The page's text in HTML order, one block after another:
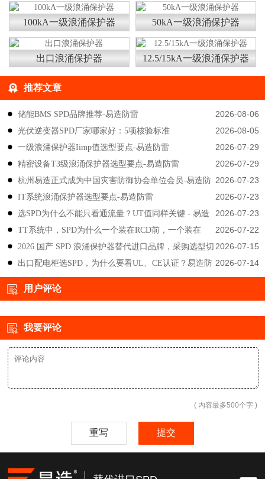
100kA一级浪涌保护器 50kA一级浪涌保护器
出口浪涌保护器 12.5/15kA一级浪涌保护器
推荐文章
2026-08-06
储能BMS SPD品牌推荐-易造防雷
2026-08-05
光伏逆变器SPD厂家哪家好：5项核验标准
2026-07-29
一级浪涌保护器Iimp值选型要点-易造防雷
2026-07-29
精密设备T3级浪涌保护器选型要点-易造防雷
2026-07-23
杭州易造正式成为中国灾害防御协会单位会员-易造防
雷
2026-07-23
IT系统浪涌保护器选型要点-易造防雷
2026-07-23
选SPD为什么不能只看通流量？UT值同样关键 - 易造
防雷
2026-07-22
TT系统中，SPD为什么一个装在RCD前，一个装在
后？-易造防雷
2026-07-15
2026 国产 SPD 浪涌保护器替代进口品牌，采购选型切
勿只对比价格-易造防雷
2026-07-14
出口配电柜选SPD，为什么要看UL、CE认证？易造防
雷技术解答
用户评论
我要评论
( 内容最多500个字 )
重写 提交